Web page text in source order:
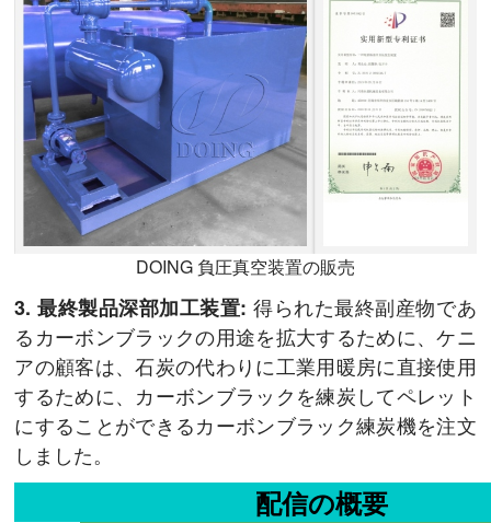
DOING 負圧真空装置の販売
3. 最終製品深部加工装置: 得られた最終副産物であ
るカーボンブラックの用途を拡大するために、ケニ
アの顧客は、石炭の代わりに工業用暖房に直接使用
するために、カーボンブラックを練炭してペレット
にすることができるカーボンブラック練炭機を注文
しました。
配信の概要